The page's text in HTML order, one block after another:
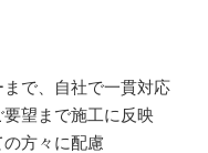
で、自社で一貫対応
望まで施工に反映
方々に配慮